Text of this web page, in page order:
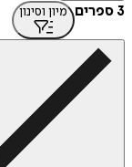
רבים משיריו
ומבוצעים בארץ
3 ספרים מיון וסינון